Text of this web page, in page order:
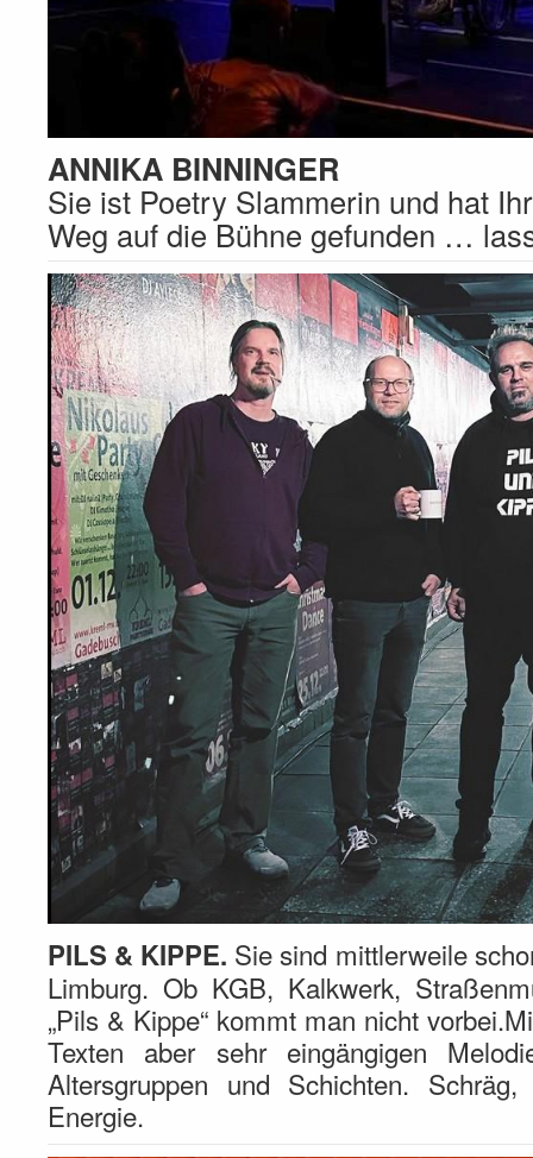
ANNIKA BINNINGER
Sie ist Poetry Slammerin und hat
Weg auf die Bühne gefunden …
PILS & KIPPE. Sie sind mittlerweile
Limburg. Ob KGB, Kalkwerk,
„Pils & Kippe“ kommt man nicht
Texten aber sehr eingängigen
Altersgruppen und Schichten.
Energie.